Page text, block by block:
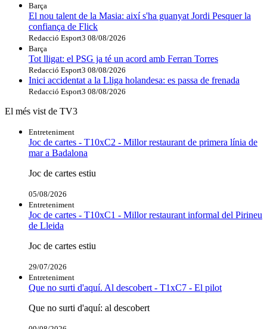
Barça
El nou talent de la Masia: així s'ha guanyat Jordi Pesquer la
confiança de Flick
Redacció Esport3 08/08/2026
Barça
Tot lligat: el PSG ja té un acord amb Ferran Torres
Redacció Esport3 08/08/2026
Inici accidentat a la Lliga holandesa: es passa de frenada
Redacció Esport3 08/08/2026
El més vist de TV3
Entreteniment
Joc de cartes - T10xC2 - Millor restaurant de primera línia de
mar a Badalona
Joc de cartes estiu
05/08/2026
Entreteniment
Joc de cartes - T10xC1 - Millor restaurant informal del Pirineu
de Lleida
Joc de cartes estiu
29/07/2026
Entreteniment
Que no surti d'aquí. Al descobert - T1xC7 - El pilot
Que no surti d'aquí: al descobert